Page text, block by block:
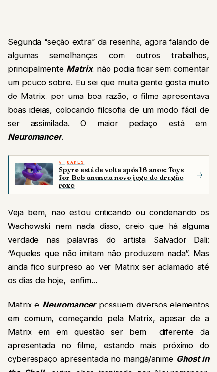
Segunda “seção extra” da resenha, agora falando de
algumas semelhanças com outros trabalhos,
principalmente Matrix, não podia ficar sem comentar
um pouco sobre. Eu sei que muita gente gosta muito
de Matrix, por uma boa razão, o filme apresentava
boas ideias, colocando filosofia de um modo fácil de
ser assimilada. O maior pedaço está em
Neuromancer.
GAMES
Spyro está de volta após 16 anos: Toys
for Bob anuncia novo jogo do dragão
roxo
→
Veja bem, não estou criticando ou condenando os
Wachowski nem nada disso, creio que há alguma
verdade nas palavras do artista Salvador Dali:
“Aqueles que não imitam não produzem nada”. Mas
ainda fico surpreso ao ver Matrix ser aclamado até
os dias de hoje, enfim…
Matrix e Neuromancerpossuem diversos elementos
em comum, começando pela Matrix, apesar de a
Matrix em em questão ser bem diferente da
apresentada no filme, estando mais próximo do
cyberespaço apresentada no mangá/anime Ghost in